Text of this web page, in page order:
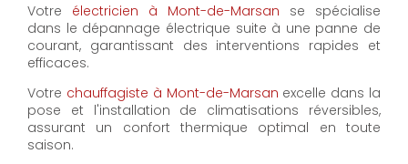
Votre électricien à Mont-de-Marsan se spécialise
dans le dépannage électrique suite à une panne de
courant, garantissant des interventions rapides et
efficaces.
Votre chauffagiste à Mont-de-Marsan excelle dans la
pose et l'installation de climatisations réversibles,
assurant un confort thermique optimal en toute
saison.